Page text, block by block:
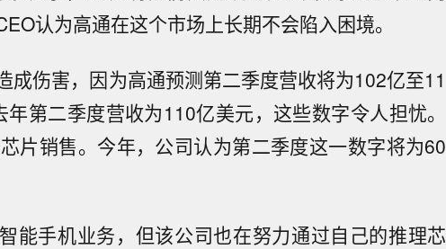
认为高通在这个市场上长期不会陷入困境。
成伤害，因为高通预测第二季度营收将为102亿至11
第二季度营收为110亿美元，这些数字令人担忧。
片销售。今年，公司认为第二季度这一数字将为60
能手机业务，但该公司也在努力通过自己的推理芯